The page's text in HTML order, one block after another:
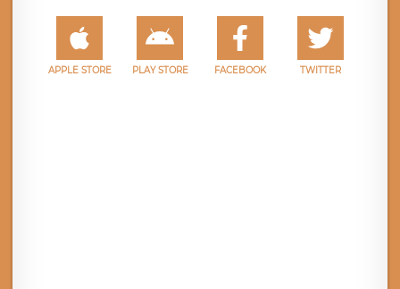
APPLE STORE PLAY STORE FACEBOOK TWITTER